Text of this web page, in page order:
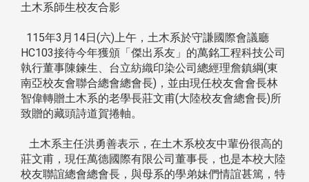
土木系師生校友合影
115年3月14日(六)上午，土木系於守謙國際會議廳
HC103接待今年獲頒「傑出系友」的萬銘工程科技公司
執行董事陳鍊生、台立紡織印染公司總經理詹鎮綱(東
南亞校友會聯合總會總會長)，並由現任校友會會長林
智偉轉贈土木系的老學長莊文甫(大陸校友會總會長)所
致贈的藏頭詩道賀捲軸。
土木系主任洪勇善表示，在土木系校友中輩份很高的
莊文甫，現任萬德國際有限公司董事長，也是本校大陸
校友聯誼總會總會長，與母系的學弟妹們情誼甚篤，特